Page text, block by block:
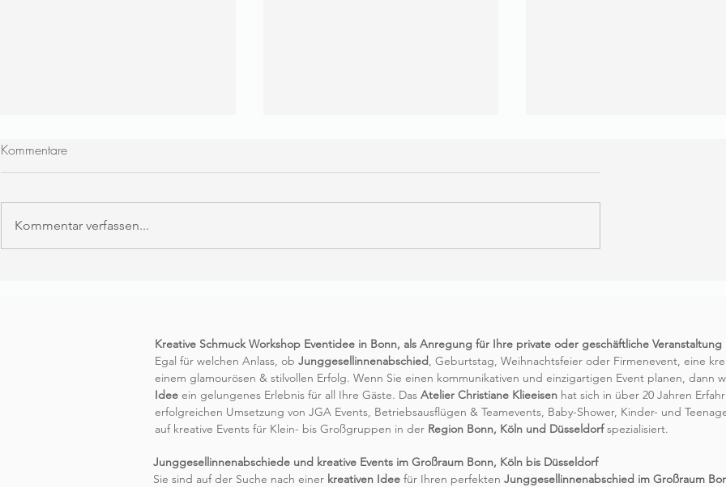
Kommentare
Kommentar verfassen...
Kreative Schmuck Workshop Eventidee in Bonn, als Anregung für Ihre private oder geschäftliche Veranstaltung
Egal für welchen Anlass, ob Junggesellinnenabschied, Geburtstag, Weihnachtsfeier oder Firmenevent, eine
einem glamourösen & stilvollen Erfolg. Wenn Sie einen kommunikativen und einzigartigen Event planen, dann
Idee ein gelungenes Erlebnis für all Ihre Gäste. Das Atelier Christiane Klieeisen hat sich in über 20 Jahren
erfolgreichen Umsetzung von JGA Events, Betriebsausflügen & Teamevents, Baby-Shower, Kinder- und
auf kreative Events für Klein- bis Großgruppen in der Region Bonn, Köln und Düsseldorfspezialisiert.
Junggesellinnenabschiede und kreative Events im Großraum Bonn, Köln bis Düsseldorf
Sie sind auf der Suche nach einer kreativen Idee für Ihren perfekten Junggesellinnenabschied im Großraum